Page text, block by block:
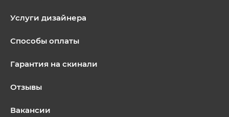
Услуги дизайнера
Способы оплаты
Гарантия на скинали
Отзывы
Вакансии